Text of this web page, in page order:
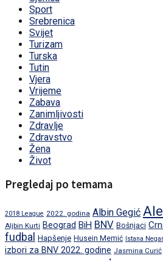
Sport
Srebrenica
Svijet
Turizam
Turska
Tutin
Vjera
Vrijeme
Zabava
Zanimljivosti
Zdravlje
Zdravstvo
Žena
Život
Pregledaj po temama
2018 League 2022. godina Albin Gegić
Aljbin Kurti Beograd BiH BNV Bošnjaci
fudbal Hapšenje Husein Memić Istana
izbori za BNV 2022. godine Jasmina Curić